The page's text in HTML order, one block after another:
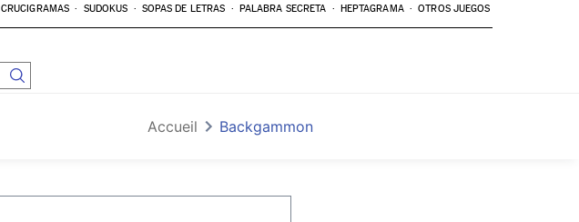
CRUCIGRAMAS SUDOKUS SOPAS DE LETRAS PALABRA SECRETA HEPTAGRAMA OTROS JUEGOS
Accueil Backgammon